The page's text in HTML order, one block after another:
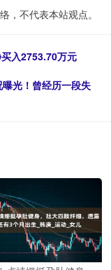
，不代表本站观点。
入2753.70万元
光！曾经历一段失